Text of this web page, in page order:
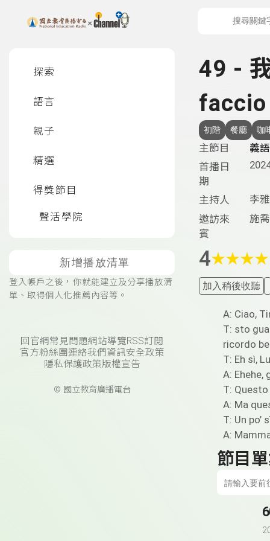
上方功能區塊
探索
語言
親子
精選
得獎節目
聲活學院
新增播放清單
登入帳戶之後，你就能建立及分享播放清
單、取得個人化推薦內容等。
回官網常見問題網站導覽RSS訂閱
官方粉絲團連絡我們 資訊安全政策
隱私保護政策版權宣告
© 國立教育廣播電台
49 -
初階 餐廳 咖
主節目
義
首播日
期
主持人
李
邀訪來
賓
施
4★★★★
加入稍後收聽
A: Ciao,
T: sto
ricordo
T: Eh sì,
A: Ehehe,
T:
A: Ma
T: Un po’
A:
節目